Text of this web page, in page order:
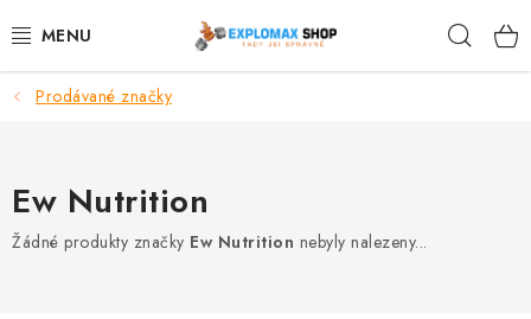
na
%AKCE
Prodávané značky
Ew Nutrition
Žádné produkty značky Ew Nutrition nebyly nalezeny...